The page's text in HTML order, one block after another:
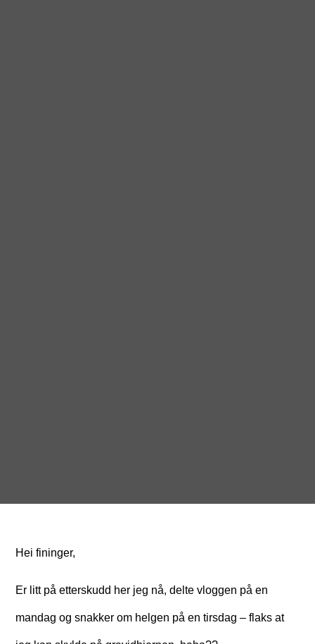
Hei fininger,
Er litt på etterskudd her jeg nå, delte vloggen på en
mandag og snakker om helgen på en tirsdag – flaks at